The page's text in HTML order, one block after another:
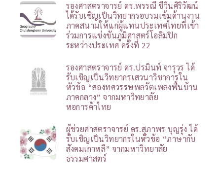
รองศาสตราจารย์ ดร.พรรณี ชีวินศิริวัฒน์
ได้รับเชิญเป็นวิทยากรอบรมเข้มด้านงาน
ภาคสนามให้แก่ผู้แทนประเทศไทยที่เข้า
ร่วมการแข่งขันภูมิศาสตร์โอลิมปิก
ระหว่างประเทศ ครั้งที่ 22
รองศาสตราจารย์ ดร.ปรมินท์ จารุวร ได้
รับเชิญเป็นวิทยากรเสวนาวิชาการใน
หัวข้อ “สองทศวรรษพลวัตเพลงพื้นบ้าน
ภาคกลาง” จากมหาวิทยาลัย
หอการค้าไทย
ผู้ช่วยศาสตราจารย์ ดร.สุภาพร บุญรุ่ง ได้
รับเชิญเป็นวิทยากรในหัวข้อ “ภาษากับ
สังคมเกาหลี” จากมหาวิทยาลัย
ธรรมศาสตร์